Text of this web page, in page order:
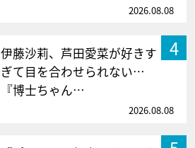
2026.08.08
4
伊藤沙莉、芦田愛菜が好きす
ぎて目を合わせられない…
『博士ちゃん…
2026.08.08